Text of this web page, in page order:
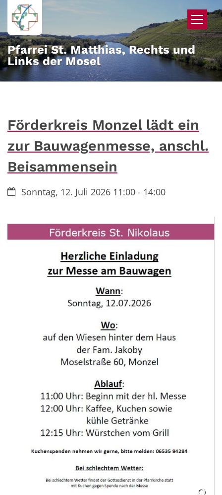
Zum Inhalt springen
Pfarrei St. Matthias, Rechts und
Links der Mosel
Förderkreis Monzel lädt ein
zur Bauwagenmesse, anschl.
Beisammensein
Datum:Sonntag, 12. Juli 2026 11:00 - 14:00